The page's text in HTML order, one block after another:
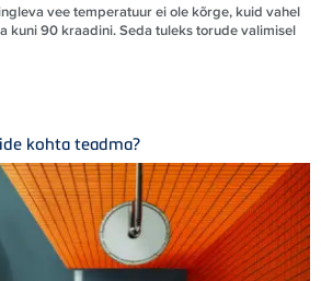
vee temperatuur ei ole kõrge, kuid vahel
kuni 90 kraadini. Seda tuleks torude valimisel
kohta teadma?